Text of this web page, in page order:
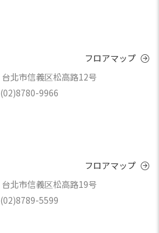
フロアマップ
台北市信義区松高路12号
(02)8780-9966
フロアマップ
台北市信義区松高路19号
(02)8789-5599